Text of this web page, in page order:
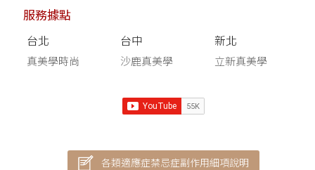
服務據點
台北
真美學時尚
台中
沙鹿真美學
新北
立新真美學
各類適應症禁忌症副作用細項說明